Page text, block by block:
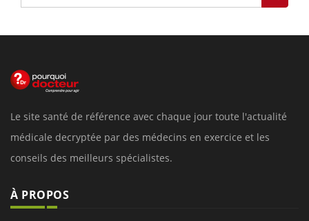
Le site santé de référence avec chaque jour toute l'actualité
médicale decryptée par des médecins en exercice et les
conseils des meilleurs spécialistes.
À PROPOS